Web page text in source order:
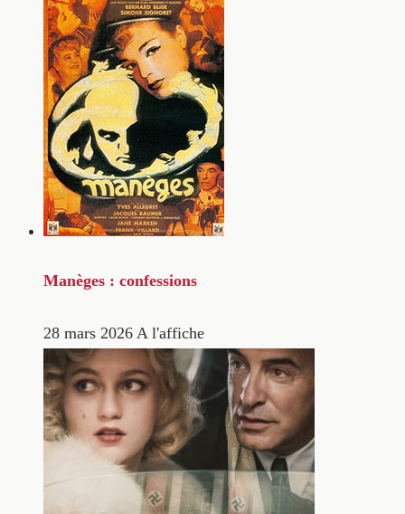
Manèges : confessions
28 mars 2026 A l'affiche